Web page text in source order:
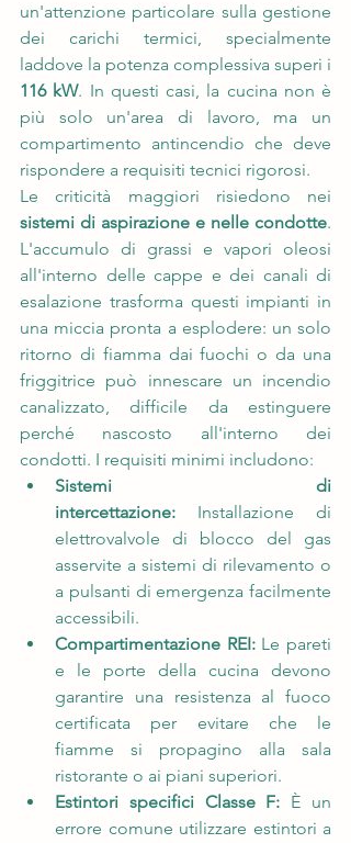
un'attenzione particolare sulla gestione
dei carichi termici, specialmente
116 kW. In questi casi, la cucina non è
più solo un'area di lavoro, ma un
compartimento antincendio che deve
rispondere a requisiti tecnici rigorosi.
sistemi di aspirazione e nelle condotte.
L'accumulo di grassi e vapori oleosi
all'interno delle cappe e dei canali di
esalazione trasforma questi impianti in
una miccia pronta a esplodere: un solo
ritorno di fiamma dai fuochi o da una
friggitrice può innescare un incendio
canalizzato, difficile da estinguere
perché nascosto all'interno dei
condotti. I requisiti minimi includono:
Sistemi di
intercettazione: Installazione di
elettrovalvole di blocco del gas
asservite a sistemi di rilevamento o
a pulsanti di emergenza facilmente
accessibili.
Compartimentazione REI: Le pareti
e le porte della cucina devono
garantire una resistenza al fuoco
certificata per evitare che le
fiamme si propagino alla sala
ristorante o ai piani superiori.
Estintori specifici Classe F: È un
errore comune utilizzare estintori a